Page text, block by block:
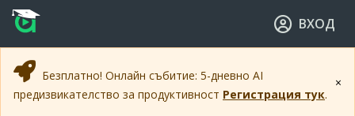
Прескочи към основното съдържание
Прескочи към навигацията
ВХОД
×
Безплатно! Онлайн събитие: 5-дневно AI
предизвикателство за продуктивност Регистрация тук.